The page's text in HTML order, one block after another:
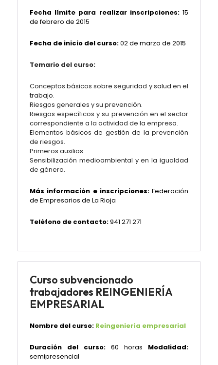
Fecha límite para realizar inscripciones:15
de febrero de 2015
Fecha de inicio del curso:02 de marzo de 2015
Temario del curso:
Conceptos básicos sobre seguridad y salud en el
trabajo.
Riesgos generales y su prevención.
Riesgos específicos y su prevención en el sector
correspondiente a la actividad de la empresa.
Elementos básicos de gestión de la prevención
de riesgos.
Primeros auxilios.
Sensibilización medioambiental y en la igualdad
de género.
Más información e inscripciones:Federación
de Empresarios de La Rioja
Teléfono de contacto:941 271 271
Curso subvencionado
trabajadores REINGENIERÍA
EMPRESARIAL
Nombre del curso: Reingeniería empresarial
Duración del curso: 60 horas Modalidad:
semipresencial